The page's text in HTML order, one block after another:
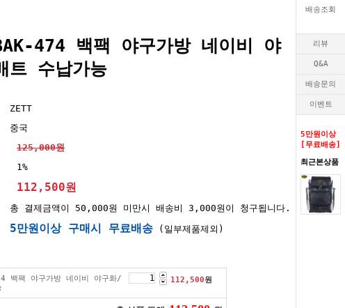
배송조회
리뷰
Q&A
배송문의
이벤트
5만원이상
[무료배송]
최근본상품
474 백팩 야구가방 네이비 야
트 수납가능
ZETT
중국
125,000원
1%
112,500원
총 결제금액이 50,000원 미만시 배송비 3,000원이 청구됩니다.
5만원이상 구매시 무료배송 (일부제품제외)
백팩 야구가방 네이비 야구화/
112,500원